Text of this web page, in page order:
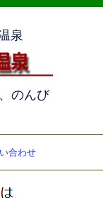
泉
のんび
合わせ